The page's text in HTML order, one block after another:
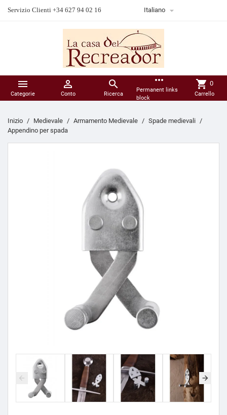
Servizio Clienti +34 627 94 02 16 Italiano 

Categorie

Conto

Ricerca
more_horiz
Permanent links
block
shopping_cart 0
Carrello
Inizio Medievale Armamento Medievale
Spade medievali
Appendino per spada